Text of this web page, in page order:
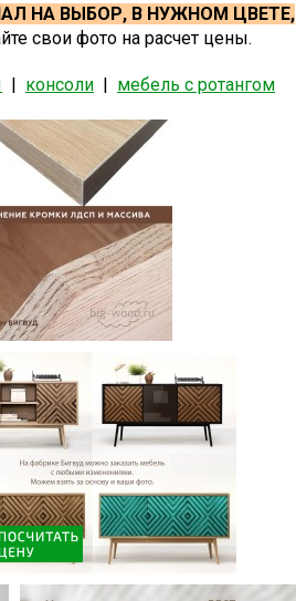
НА ВЫБОР, В НУЖНОМ ЦВЕТЕ,
свои фото на расчет цены.
| консоли | мебель с ротангом